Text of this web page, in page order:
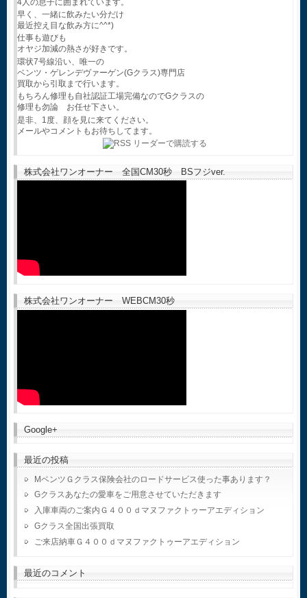
早く、一緒に飲みたい分だけ
最近控え目な飲み方に^^*)
仕事も遊びも
オヤジ加減の熱さが好きです。
環状7号線沿い、唯一の
ベンツ・ゲレンデヴァーゲン(Gクラス)専門店
買取から引取まで行います。
もちろん修理も自社認証工場完備なのでGクラスの
修理も勿論 お任せ下さい。
是非、1度、顔を見に来てください。
メールやコメントもお待ちしてます。
株式会社ワンオーナー 全国CM30秒 BSフジver.
株式会社ワンオーナー WEBCM30秒
Google+
最近の投稿
MベンツＧクラス保険会社のロードサービス使った事あります？
Gクラスあなたの愛車をご用意させていただきます
入庫車両のご案内Ｇ４００ｄマヌファクトゥーアエディション
Gクラス全国出張買取
ご来店納車Ｇ４００ｄマヌファクトゥーアエディション
最近のコメント